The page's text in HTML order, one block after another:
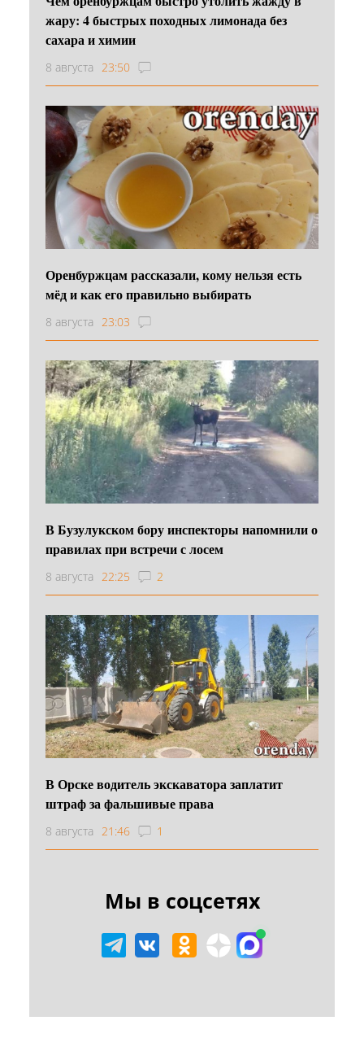
жару: 4 быстрых походных лимонада без
сахара и химии
8 августа 23:50
Оренбуржцам рассказали, кому нельзя есть
мёд и как его правильно выбирать
8 августа 23:03
В Бузулукском бору инспекторы напомнили о
правилах при встречи с лосем
8 августа 22:25 2
В Орске водитель экскаватора заплатит
штраф за фальшивые права
8 августа 21:46 1
Мы в соцсетях